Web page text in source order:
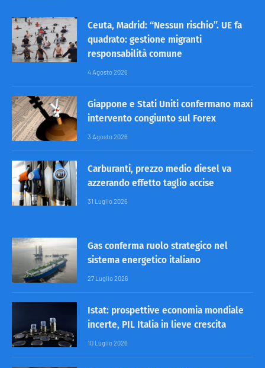
Ceuta, Madrid: “Nessun rischio”. UE fa
quadrato: gestione migranti
responsabilità comune
4 Agosto 2026
Giappone e Stati Uniti confermano maxi
intervento congiunto sul Forex
3 Agosto 2026
Carburanti, prezzo medio diesel va
azzerando effetto taglio accise
31 Luglio 2026
Gas conferma ruolo strategico nel
sistema energetico italiano
27 Luglio 2026
Istat: prospettive economia mondiale
incerte, PIL Italia in lieve crescita
10 Luglio 2026